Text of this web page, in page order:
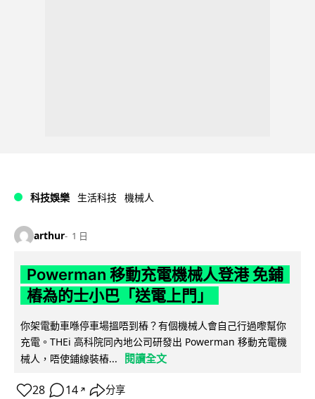
科技娛樂 生活科技 機械人
arthur 1 日
Powerman 移動充電機械人登港 免鋪
樁為的士小巴「送電上門」
你架電動車喺停車場搵唔到樁？有個機械人會自己行過嚟幫你
充電。THEi 高科院同內地公司研發出 Powerman 移動充電機
械人，唔使鋪線裝樁...
閱讀全文
28 14 ↗ 分享